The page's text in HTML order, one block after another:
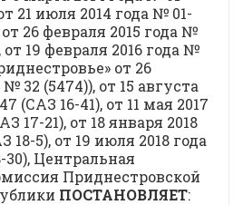
21 июля 2014 года № 01-
от 26 февраля 2015 года №
от 19 февраля 2016 года №
от 26
32 (5474)), от 15 августа
(САЗ 16-41), от 11 мая 2017
17-21), от 18 января 2018
18-5), от 19 июля 2018 года
Центральная
Приднестровской
ПОСТАНОВЛЯЕТ: